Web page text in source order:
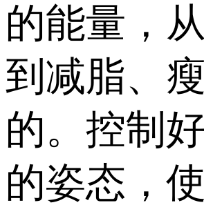
的能量，
到减脂、
的。控制
的姿态，